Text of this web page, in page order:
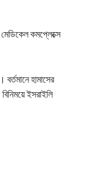
কমপ্লেক্সে
হামাসের
ইসরাইলি